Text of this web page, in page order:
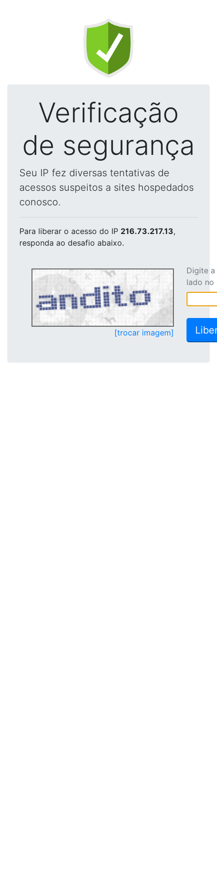
Verificação
de segurança
Seu IP fez diversas tentativas de
acessos suspeitos a sites hospedados
conosco.
Para liberar o acesso do IP 216.73.217.13,
responda ao desafio abaixo.
[trocar imagem]
Digite
lado no